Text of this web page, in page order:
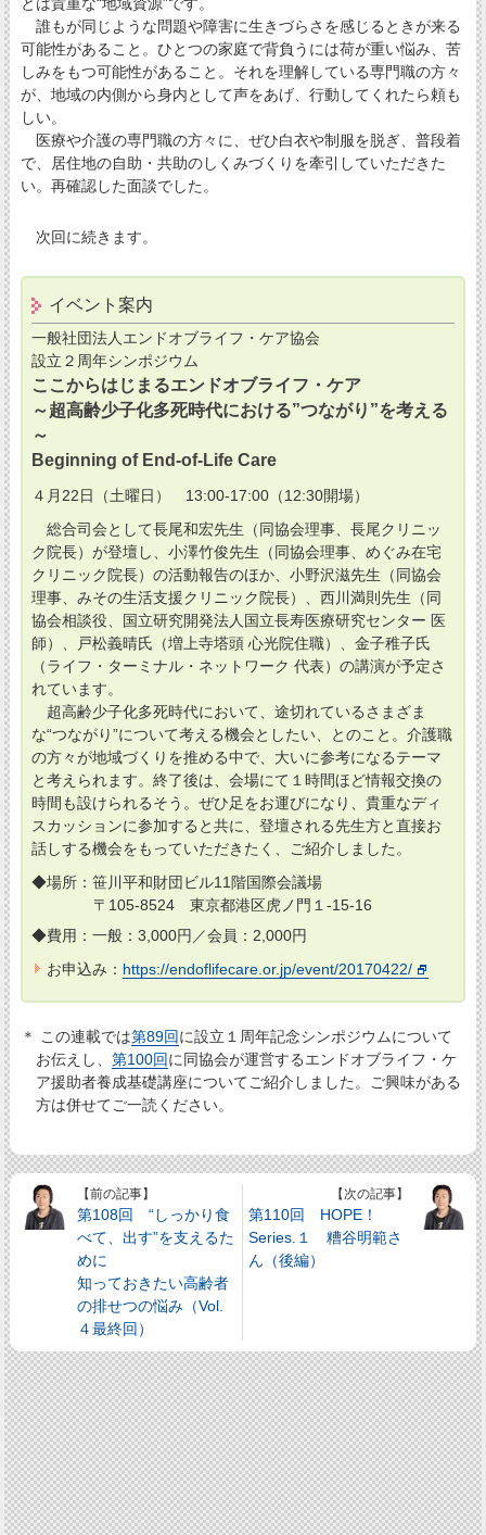
とは貴重な“地域資源”です。
誰もが同じような問題や障害に生きづらさを感じるときが来る
可能性があること。ひとつの家庭で背負うには荷が重い悩み、苦
しみをもつ可能性があること。それを理解している専門職の方々
が、地域の内側から身内として声をあげ、行動してくれたら頼も
しい。
医療や介護の専門職の方々に、ぜひ白衣や制服を脱ぎ、普段着
で、居住地の自助・共助のしくみづくりを牽引していただきた
い。再確認した面談でした。
次回に続きます。
イベント案内
一般社団法人エンドオブライフ・ケア協会
設立２周年シンポジウム
ここからはじまるエンドオブライフ・ケア
～超高齢少子化多死時代における”つながり”を考える
～
Beginning of End-of-Life Care
４月22日（土曜日） 13:00-17:00（12:30開場）
総合司会として長尾和宏先生（同協会理事、長尾クリニッ
ク院長）が登壇し、小澤竹俊先生（同協会理事、めぐみ在宅
クリニック院長）の活動報告のほか、小野沢滋先生（同協会
理事、みその生活支援クリニック院長）、西川満則先生（同
協会相談役、国立研究開発法人国立長寿医療研究センター 医
師）、戸松義晴氏（増上寺塔頭 心光院住職）、金子稚子氏
（ライフ・ターミナル・ネットワーク 代表）の講演が予定さ
れています。
超高齢少子化多死時代において、途切れているさまざま
な“つながり”について考える機会としたい、とのこと。介護職
の方々が地域づくりを推める中で、大いに参考になるテーマ
と考えられます。終了後は、会場にて１時間ほど情報交換の
時間も設けられるそう。ぜひ足をお運びになり、貴重なディ
スカッションに参加すると共に、登壇される先生方と直接お
話しする機会をもっていただきたく、ご紹介しました。
◆場所：笹川平和財団ビル11階国際会議場
〒105-8524 東京都港区虎ノ門１-15-16
◆費用：一般：3,000円／会員：2,000円
お申込み： https://endoflifecare.or.jp/event/20170422/
＊ この連載では第89回に設立１周年記念シンポジウムについて
お伝えし、第100回に同協会が運営するエンドオブライフ・ケ
ア援助者養成基礎講座についてご紹介しました。ご興味がある
方は併せてご一読ください。
【前の記事】
第108回 “しっかり食
べて、出す”を支えるた
めに
知っておきたい高齢者
の排せつの悩み（Vol.
４最終回）
【次の記事】
第110回 HOPE！
Series.１ 糟谷明範さ
ん（後編）